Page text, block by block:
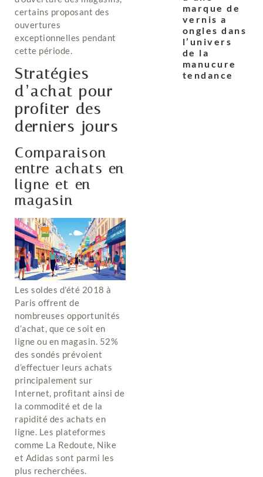
certains proposant des
ouvertures
exceptionnelles pendant
cette période.
Stratégies
d’achat pour
profiter des
derniers jours
Comparaison
entre achats en
ligne et en
magasin
Les soldes d’été 2018 à
Paris offrent de
nombreuses opportunités
d’achat, que ce soit en
ligne ou en magasin. 52%
des sondés prévoient
d’effectuer leurs achats
principalement sur
Internet, profitant ainsi de
la commodité et de la
rapidité des achats en
ligne. Les plateformes
comme La Redoute, Nike
et Adidas sont parmi les
plus recherchées.
marque de
vernis a
ongles dans
l’univers
de la
manucure
tendance